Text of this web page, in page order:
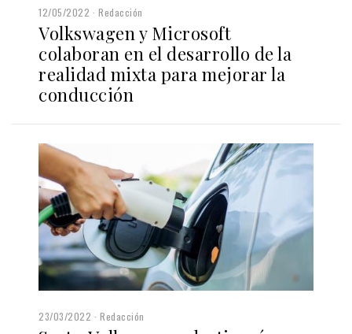
12/05/2022 Redacción
Volkswagen y Microsoft
colaboran en el desarrollo de la
realidad mixta para mejorar la
conducción
23/03/2022 Redacción